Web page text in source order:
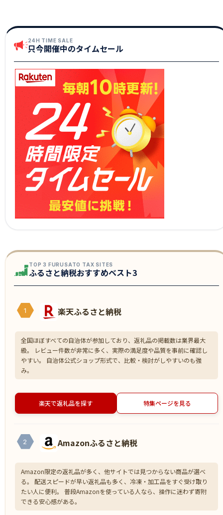
24H TIME SALE
只今開催中のタイムセール
TOP 3 FURUSATO TAX SITES
ふるさと納税おすすめベスト3
1 楽天ふるさと納税
全国ほぼすべての自治体が参加しており、返礼品の掲載数は業界最大
級。 レビュー件数が非常に多く、実際の満足度や品質を事前に確認し
やすい。 自治体公式ショップ形式で、比較・検討がしやすいのも強
み。
楽天で返礼品を探す 特集ページを見る
2 Amazonふるさと納税
Amazon限定の返礼品が多く、他サイトでは見つからない商品が選べ
る。 配送スピードが早い返礼品も多く、冷凍・加工品をすぐ受け取り
たい人に便利。 普段Amazonを使っている人なら、操作に迷わず寄附
できる安心感がある。